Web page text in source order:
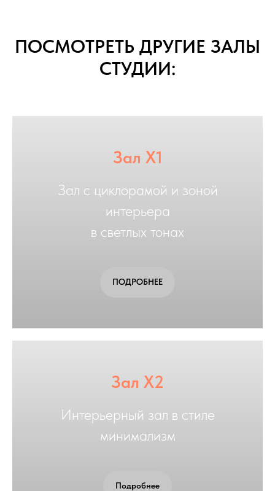
ПОСМОТРЕТЬ ДРУГИЕ ЗАЛЫ
СТУДИИ:
Зал X1
Зал с циклорамой и зоной
интерьера
в светлых тонах
ПОДРОБНЕЕ
Зал X2
Интерьерный зал в стиле
минимализм
Подробнее